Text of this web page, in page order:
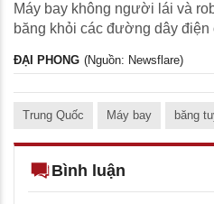
Máy bay không người lái và
băng khỏi các đường dây điện
ĐẠI PHONG (Nguồn: Newsflare)
Trung Quốc Máy bay băng
Bình luận